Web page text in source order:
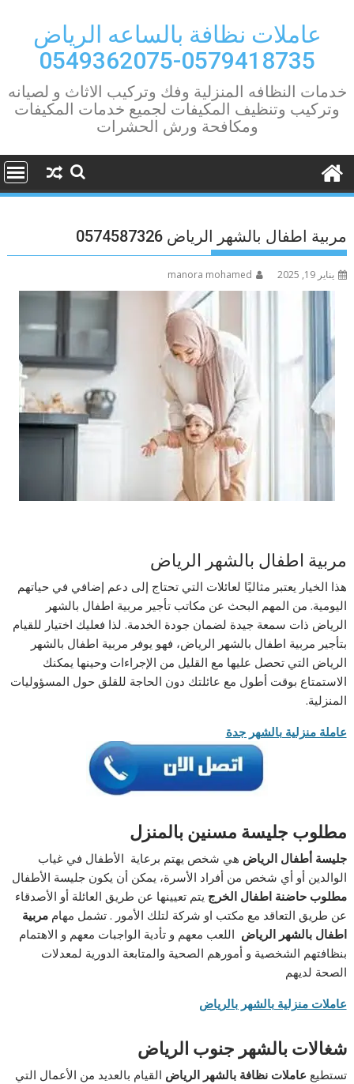
contentعاملات نظافة بالساعه الرياض
0579418735-0549362075
خدمات النظافه المنزلية وفك وتركيب الاثاث و لصيانه
وتركيب وتنظيف المكيفات لجميع خدمات المكيفات
ومكافحة ورش الحشرات
مربية اطفال بالشهر الرياض 0574587326
يناير 19, 2025 manora mohamed
مربية اطفال بالشهر الرياض
هذا الخيار يعتبر مثاليًا لعائلات التي تحتاج إلى دعم إضافي في حياتهم
اليومية. من المهم البحث عن مكاتب تأجير مربية اطفال بالشهر
الرياض ذات سمعة جيدة لضمان جودة الخدمة. لذا فعليك اختيار للقيام
بتأجير مربية اطفال بالشهر الرياض، فهو يوفر مربية اطفال بالشهر
الرياض التي تحصل عليها مع القليل من الإجراءات وحينها يمكنك
الاستمتاع بوقت أطول مع عائلتك دون الحاجة للقلق حول المسؤوليات
المنزلية.
عاملة منزلية بالشهر جدة
مطلوب جليسة مسنين بالمنزل
جليسة أطفال الرياض هي شخص يهتم برعاية الأطفال في غياب
الوالدين أو أي شخص من أفراد الأسرة، يمكن أن يكون جليسة الأطفال
مطلوب حاضنة اطفال الخرج يتم تعيينها عن طريق العائلة أو الأصدقاء
عن طريق التعاقد مع مكتب او شركة لتلك الأمور . تشمل مهاممربية
اطفال بالشهر الرياض اللعب معهم و تأدية الواجبات معهم و الاهتمام
بنظافتهم الشخصية و أمورهم الصحية والمتابعة الدورية لمعدلات
الصحة لديهم
عاملات منزلية بالشهر بالرياض
شغالات بالشهر جنوب الرياض
تستطيع عاملات نظافة بالشهر الرياض القيام بالعديد من الأعمال التي